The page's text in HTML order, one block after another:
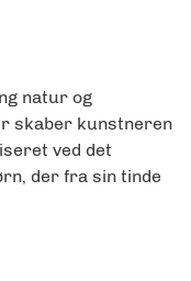
natur og
skaber kunstneren
ved det
der fra sin tinde